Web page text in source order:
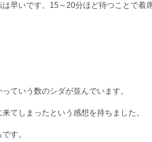
早いです。15～20分ほど待つことで着
ていう数のシダが並んでいます。
てしまったという感想を持ちました。
す。